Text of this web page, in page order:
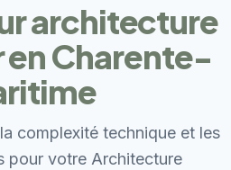
architecture
Charente-
complexité technique et les
pour votre Architecture